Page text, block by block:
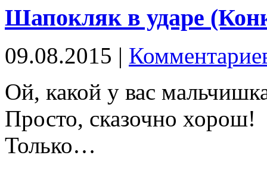
Шапокляк в ударе
09.08.2015 |
Ой, какой у вас
Просто, сказочно хорош!
Только…